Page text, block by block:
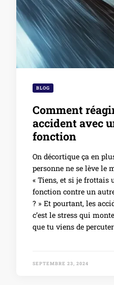
BLOG
Comment
accident avec
fonction
On décortique ça en
personne ne se lève le
« Tiens, et si je frottais
fonction contre un
? » Et pourtant, les
c’est le stress qui
que tu viens de
SEPTEMBRE 23, 2024